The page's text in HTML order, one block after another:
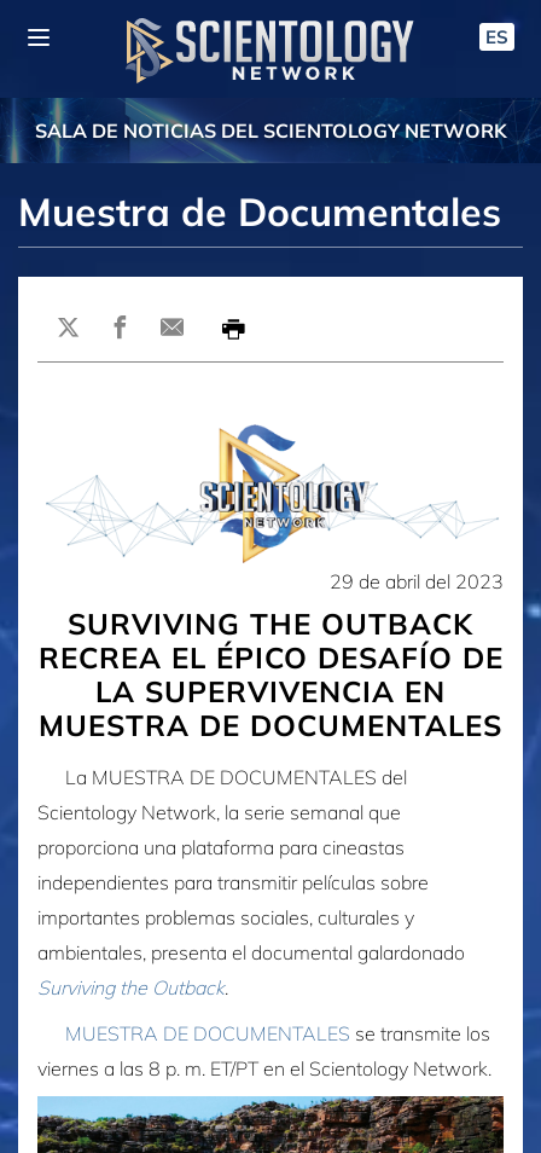
ES
SALA DE NOTICIAS DEL SCIENTOLOGY NETWORK
Muestra de Documentales
29 de abril del 2023
SURVIVING THE OUTBACK
RECREA EL ÉPICO DESAFÍO DE
LA SUPERVIVENCIA EN
MUESTRA DE DOCUMENTALES
La MUESTRA DE DOCUMENTALES del
Scientology Network, la serie semanal que
proporciona una plataforma para cineastas
independientes para transmitir películas sobre
importantes problemas sociales, culturales y
ambientales, presenta el documental galardonado
Surviving the Outback.
MUESTRA DE DOCUMENTALES se transmite los
viernes a las 8 p. m. ET/PT en el Scientology Network.